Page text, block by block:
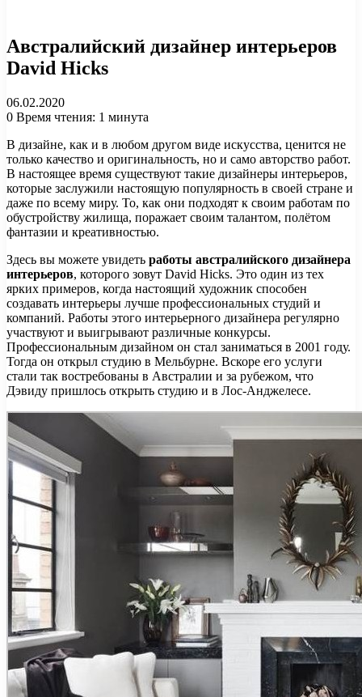
Австралийский дизайнер интерьеров
David Hicks
06.02.2020
0 Время чтения: 1 минута
В дизайне, как и в любом другом виде искусства, ценится не
только качество и оригинальность, но и само авторство работ.
В настоящее время существуют такие дизайнеры интерьеров,
которые заслужили настоящую популярность в своей стране и
даже по всему миру. То, как они подходят к своим работам по
обустройству жилища, поражает своим талантом, полётом
фантазии и креативностью.
Здесь вы можете увидеть работы австралийского дизайнера
интерьеров, которого зовут David Hicks. Это один из тех
ярких примеров, когда настоящий художник способен
создавать интерьеры лучше профессиональных студий и
компаний. Работы этого интерьерного дизайнера регулярно
участвуют и выигрывают различные конкурсы.
Профессиональным дизайном он стал заниматься в 2001 году.
Тогда он открыл студию в Мельбурне. Вскоре его услуги
стали так востребованы в Австралии и за рубежом, что
Дэвиду пришлось открыть студию и в Лос-Анджелесе.